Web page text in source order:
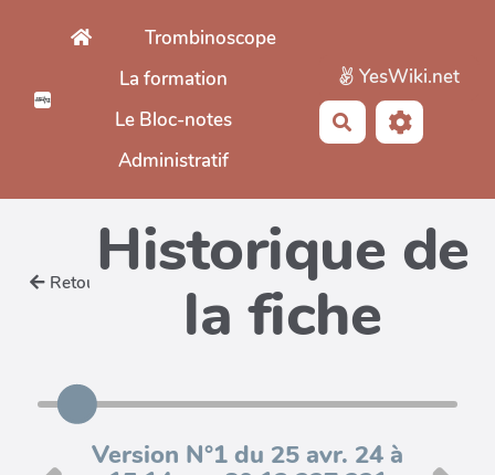
Aller au contenu principal
Trombinoscope
La formation
Le Bloc-notes
Administratif
YesWiki.net
Rechercher
Retour Historique de
la fiche
Version N°1 du 25 avr. 24 à